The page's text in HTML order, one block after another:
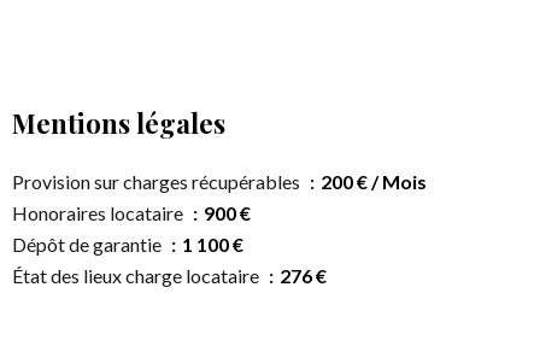
Mentions légales
Provision sur charges récupérables
200 € / Mois
Honoraires locataire
900 €
Dépôt de garantie
1 100 €
État des lieux charge locataire
276 €